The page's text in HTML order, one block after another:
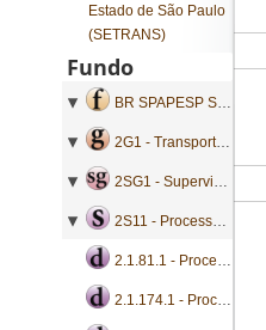
Estado de São Paulo
(SETRANS)
Fundo
BR SPAPESP SETRANS - Secretaria dos Transportes do Estado de São Paulo
2G1 - Transporte Ferroviário
2SG1 - Supervisão e Fiscalização
2S11 - Processos de consulta
2.1.81.1 - Processo de consulta
2.1.174.1 - Processo de consulta